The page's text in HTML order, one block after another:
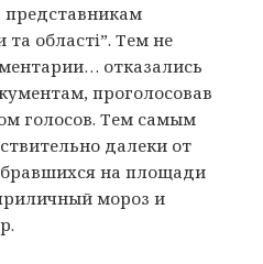
та областi”. Тем не
отказались
проголосовав
голосов. Тем самым
далеки от
на площади
мороз и